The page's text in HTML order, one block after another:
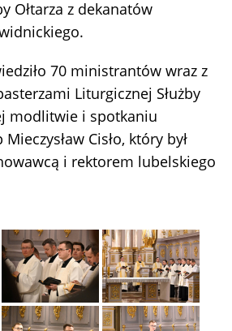
Ołtarza z dekanatów
70 ministrantów wraz z
Liturgicznej Służby
modlitwie i spotkaniu
Cisło, który był
i rektorem lubelskiego